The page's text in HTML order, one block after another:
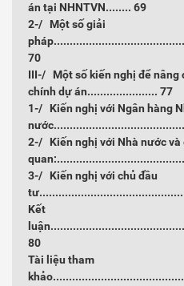
án tại NHNTVN........ 69
2-/ Một số giải
70
III-/ Một số kiến nghị để nâng
chính dự án...................... 77
1-/ Kiến nghị với Ngân hàng
2-/ Kiến nghị với Nhà nước và
3-/ Kiến nghị với chủ đầu
Kết
80
Tài liệu tham